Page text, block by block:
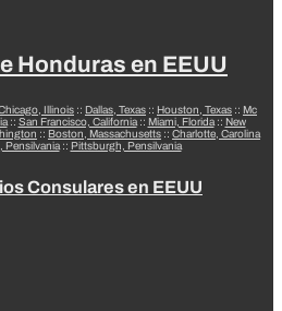
Honduras en EEUU
Illinois :: Dallas, Texas :: Houston, Texas :: Mc
:: San Francisco, California:: Miami, Florida:: New
:: Boston, Massachusetts :: Charlotte, Carolina
Pensilvania:: Pittsburgh, Pensilvania
Consulares en EEUU